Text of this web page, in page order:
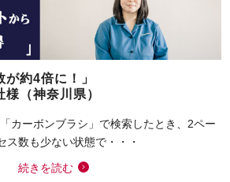
が約4倍に！」
（神奈川県）
カーボンブラシ」で検索したとき、2ペー
ス数も少ない状態で・・・
続きを読む